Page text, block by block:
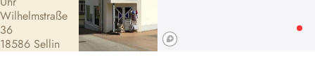
Wilhelmstraße
36
18586 Sellin